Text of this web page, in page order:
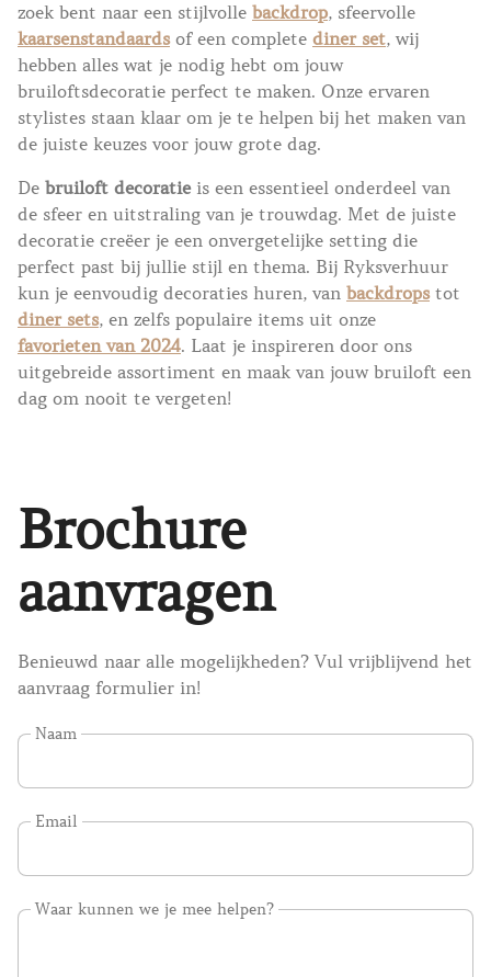
zoek bent naar een stijlvolle backdrop, sfeervolle
kaarsenstandaardsof een complete diner set, wij
hebben alles wat je nodig hebt om jouw
bruiloftsdecoratie perfect te maken. Onze ervaren
stylistes staan klaar om je te helpen bij het maken van
de juiste keuzes voor jouw grote dag.
De bruiloft decoratieis een essentieel onderdeel van
de sfeer en uitstraling van je trouwdag. Met de juiste
decoratie creëer je een onvergetelijke setting die
perfect past bij jullie stijl en thema. Bij Ryksverhuur
kun je eenvoudig decoraties huren, van backdropstot
diner sets, en zelfs populaire items uit onze
favorieten van 2024. Laat je inspireren door ons
uitgebreide assortiment en maak van jouw bruiloft een
dag om nooit te vergeten!
Brochure
aanvragen
Benieuwd naar alle mogelijkheden? Vul vrijblijvend het
aanvraag formulier in!
Naam
Email
Waar kunnen we je mee helpen?